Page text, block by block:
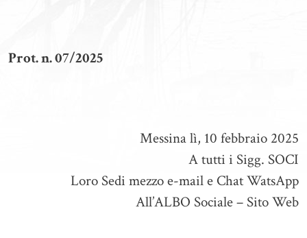
Prot. n. 07/2025
Messina lì, 10 febbraio 2025
A tutti i Sigg. SOCI
Loro Sedi mezzo e-mail e Chat WatsApp
All’ALBO Sociale – Sito Web